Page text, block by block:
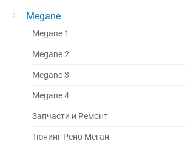
Megane
Megane 1
Megane 2
Megane 3
Megane 4
Запчасти и Ремонт
Тюнинг Рено Меган